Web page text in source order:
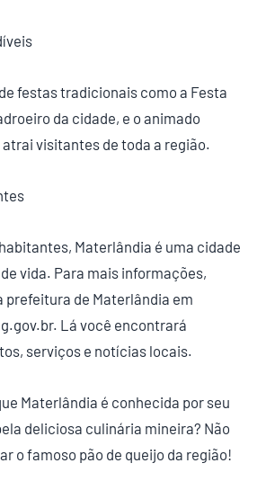
festas tradicionais como a Festa
da cidade, e o animado
atrai visitantes de toda a região.
Materlândia é uma cidade
vida. Para mais informações,
prefeitura de Materlândia em
Lá você encontrará
serviços e notícias locais.
Materlândia é conhecida por seu
deliciosa culinária mineira? Não
o famoso pão de queijo da região!